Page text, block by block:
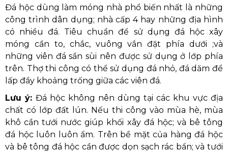
Đá hộc dùng làm móng nhà phổ biến nhất là những
công trình dân dụng; nhà cấp 4 hay những địa hình
có nhiều đá. Tiêu chuẩn để sử dụng đá hộc xây
móng cần to, chắc, vuông vắn đặt phía dưới ;và
những viên đá sần sùi nên được sử dụng ở lớp phía
trên. Thợ thi công có thể sử dụng đá nhỏ, đá dăm để
lấp đầy khoảng trống giữa các viên đá.
Lưu ý: Đá hộc không nên dùng tại các khu vực địa
chất có lớp đất lún. Nếu thi công vào mùa hè, mùa
khô cần tưới nước giúp khối xây đá hộc; và bê tông
đá hộc luôn luôn ẩm. Trên bề mặt của hàng đá hộc
và bê tông đá hộc cần được dọn sạch rác bẩn; và tưới